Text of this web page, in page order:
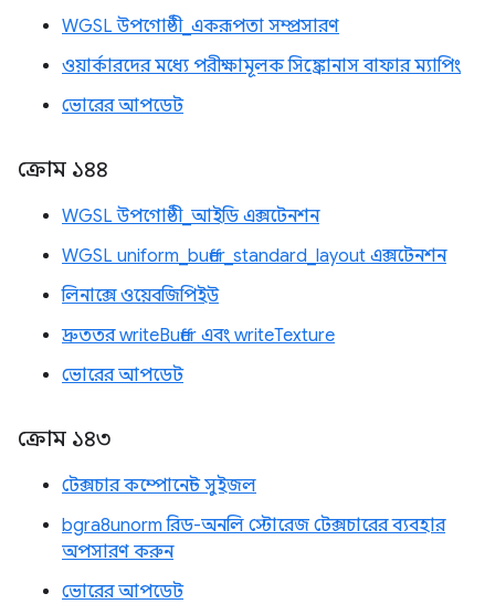
WGSL উপগোষ্ঠী_একরূপতা সম্প্রসারণ
ওয়ার্কারদের মধ্যে পরীক্ষামূলক সিঙ্ক্রোনাস বাফার ম্যাপিং
ভোরের আপডেট
ক্রোম ১৪৪
WGSL উপগোষ্ঠী_আইডি এক্সটেনশন
WGSL uniform_buffer_standard_layout এক্সটেনশন
লিনাক্সে ওয়েবজিপিইউ
দ্রুততর writeBuffer এবং writeTexture
ভোরের আপডেট
ক্রোম ১৪৩
টেক্সচার কম্পোনেন্ট সুইজল
bgra8unorm রিড-অনলি স্টোরেজ টেক্সচারের ব্যবহার
অপসারণ করুন
ভোরের আপডেট